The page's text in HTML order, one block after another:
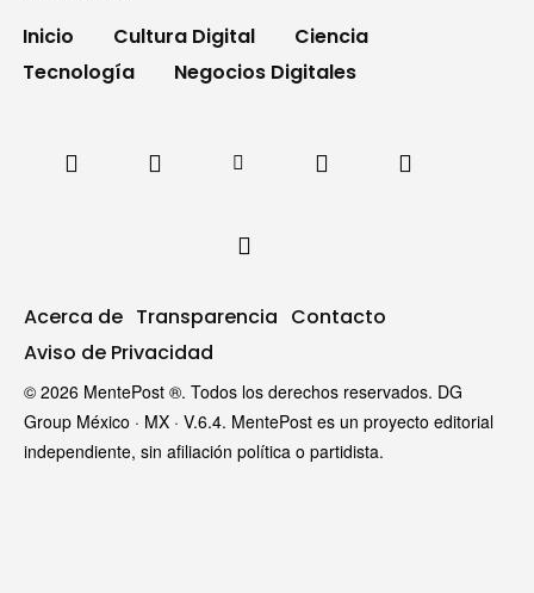
Inicio Cultura Digital
Ciencia
Tecnología
Negocios Digitales
Acerca de Transparencia Contacto
Aviso de Privacidad
© 2026 MentePost ®. Todos los derechos reservados. DG
Group México · MX · V.6.4. MentePost es un proyecto editorial
independiente, sin afiliación política o partidista.